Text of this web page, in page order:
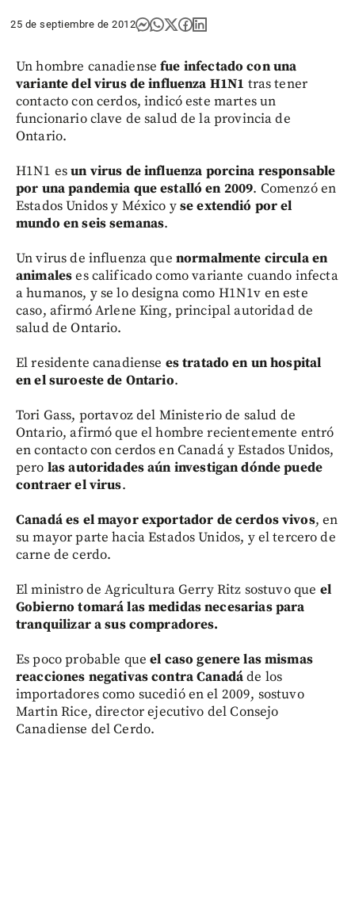
25 de septiembre de 2012
Un hombre canadiensefue infectado con una
variante del virus de influenza H1N1 tras tener
contacto con cerdos, indicó este martes un
funcionario clave de salud de la provincia de
Ontario.
H1N1 esun virus de influenza porcina responsable
por una pandemia que estalló en 2009. Comenzó en
Estados Unidos y México yse extendió por el
mundo en seis semanas.
Un virus de influenza que normalmente circula en
animaleses calificado como variante cuando infecta
a humanos, y se lo designa como H1N1v en este
caso, afirmó Arlene King, principal autoridad de
salud de Ontario.
El residente canadiense es tratado en un hospital
en el suroeste de Ontario.
Tori Gass, portavoz del Ministerio de salud de
Ontario, afirmó que el hombre recientemente entró
en contacto con cerdos en Canadá y Estados Unidos,
pero las autoridades aún investigan dónde puede
contraer el virus.
Canadáes el mayor exportador de cerdos vivos, en
su mayor parte hacia Estados Unidos, y el tercero de
carne de cerdo.
El ministro de Agricultura Gerry Ritz sostuvo que el
Gobierno tomará las medidas necesarias para
tranquilizar a sus compradores.
Es poco probable queel caso genere las mismas
reacciones negativas contra Canadáde los
importadores como sucedió en el 2009, sostuvo
Martin Rice, director ejecutivo del Consejo
Canadiense del Cerdo.